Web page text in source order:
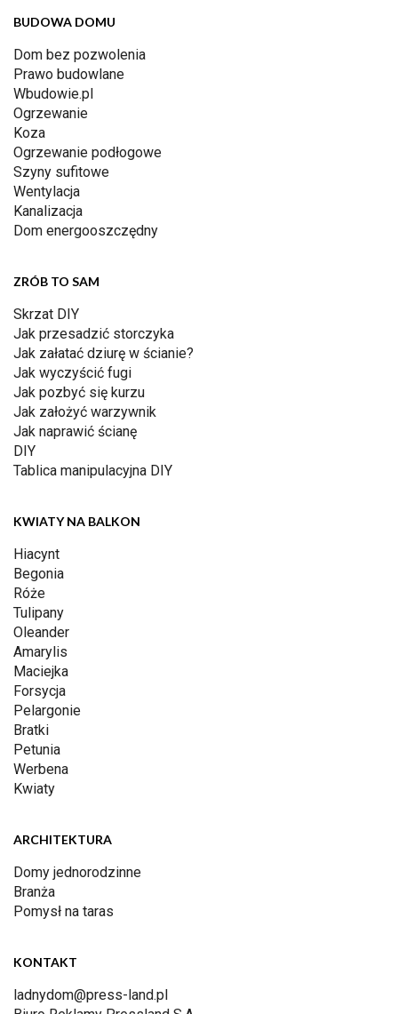
BUDOWA DOMU
Dom bez pozwolenia
Prawo budowlane
Wbudowie.pl
Ogrzewanie
Koza
Ogrzewanie podłogowe
Szyny sufitowe
Wentylacja
Kanalizacja
Dom energooszczędny
ZRÓB TO SAM
Skrzat DIY
Jak przesadzić storczyka
Jak załatać dziurę w ścianie?
Jak wyczyścić fugi
Jak pozbyć się kurzu
Jak założyć warzywnik
Jak naprawić ścianę
DIY
Tablica manipulacyjna DIY
KWIATY NA BALKON
Hiacynt
Begonia
Róże
Tulipany
Oleander
Amarylis
Maciejka
Forsycja
Pelargonie
Bratki
Petunia
Werbena
Kwiaty
ARCHITEKTURA
Domy jednorodzinne
Branża
Pomysł na taras
KONTAKT
ladnydom@press-land.pl